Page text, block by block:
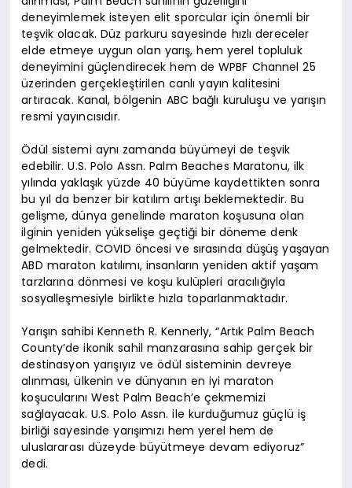
deneyimlemek isteyen elit sporcular için önemli bir
teşvik olacak. Düz parkuru sayesinde hızlı dereceler
elde etmeye uygun olan yarış, hem yerel topluluk
deneyimini güçlendirecek hem de WPBF Channel 25
üzerinden gerçekleştirilen canlı yayın kalitesini
artıracak. Kanal, bölgenin ABC bağlı kuruluşu ve yarışın
resmi yayıncısıdır.
Ödül sistemi aynı zamanda büyümeyi de teşvik
edebilir. U.S. Polo Assn. Palm Beaches Maratonu, ilk
yılında yaklaşık yüzde 40 büyüme kaydettikten sonra
bu yıl da benzer bir katılım artışı beklemektedir. Bu
gelişme, dünya genelinde maraton koşusuna olan
ilginin yeniden yükselişe geçtiği bir döneme denk
gelmektedir. COVID öncesi ve sırasında düşüş yaşayan
ABD maraton katılımı, insanların yeniden aktif yaşam
tarzlarına dönmesi ve koşu kulüpleri aracılığıyla
sosyalleşmesiyle birlikte hızla toparlanmaktadır.
Yarışın sahibi Kenneth R. Kennerly, “Artık Palm Beach
County’de ikonik sahil manzarasına sahip gerçek bir
destinasyon yarışıyız ve ödül sisteminin devreye
alınması, ülkenin ve dünyanın en iyi maraton
koşucularını West Palm Beach’e çekmemizi
sağlayacak. U.S. Polo Assn. ile kurduğumuz güçlü iş
birliği sayesinde yarışımızı hem yerel hem de
uluslararası düzeyde büyütmeye devam ediyoruz”
dedi.